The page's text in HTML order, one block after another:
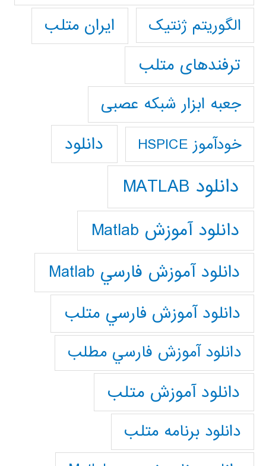
الگوریتم ژنتیک
ایران متلب
ترفندهای متلب
جعبه ابزار شبکه عصبی
خودآموز HSPICE دانلود
دانلود MATLAB
دانلود آموزش Matlab
دانلود آموزش فارسي Matlab
دانلود آموزش فارسي متلب
دانلود آموزش فارسي مطلب
دانلود آموزش متلب
دانلود برنامه متلب